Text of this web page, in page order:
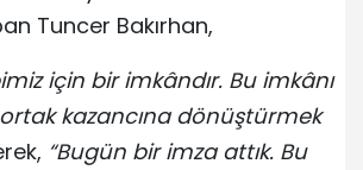
Tuncer Bakırhan,
için bir imkândır. Bu imkânı
kazancına dönüştürmek
“Bugün bir imza attık. Bu